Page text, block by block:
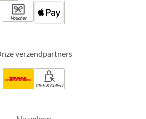
Voucher
verzendpartners
Click & Collect